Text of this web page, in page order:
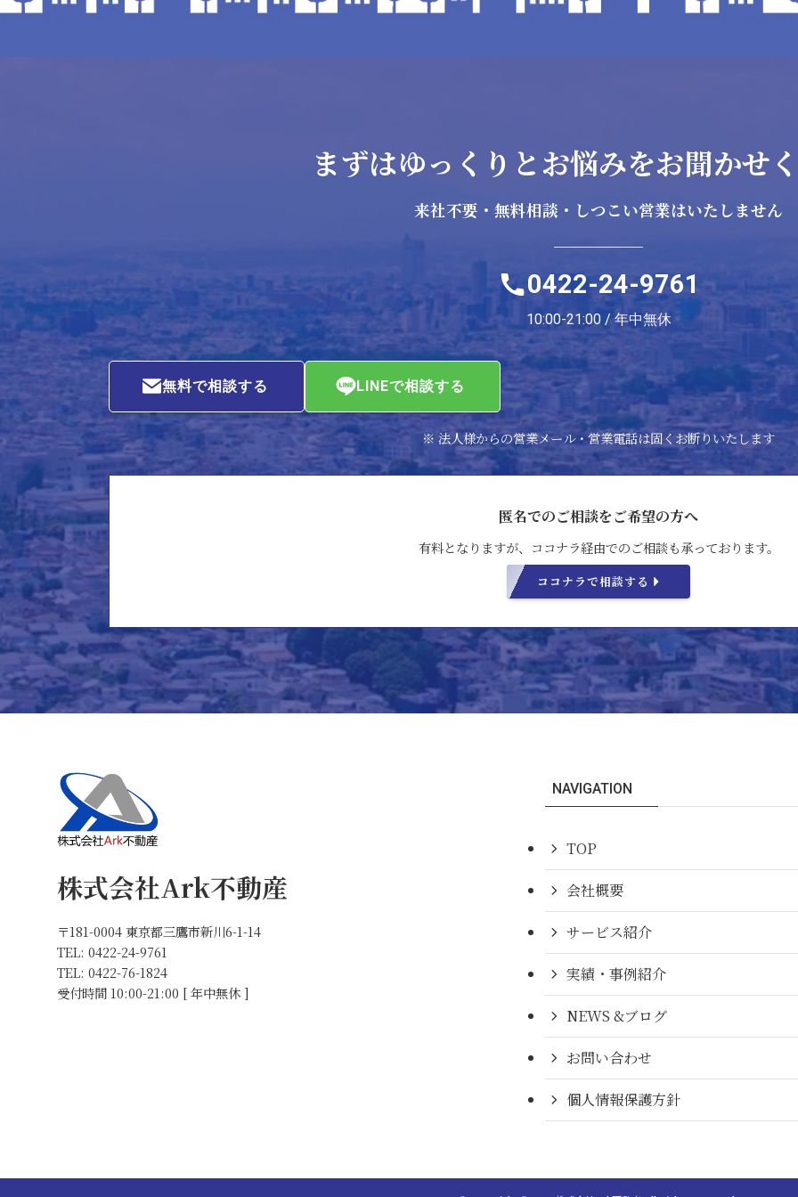
まずはゆっくりとお悩みをお聞かせ
来社不要・無料相談・ しつこい営業はいたしません
0422-24-9761
10:00-21:00 / 年中無休
無料で相談する LINEで相談する
※ 法人様からの営業メール・営業電話は固くお断りいたします
匿名でのご相談をご希望の方へ
有料となりますが、 ココナラ経由でのご相談も承っております。
ココナラで相談する
株式会社Ark不動産
〒181-0004 東京都三鷹市新川6-1-14
TEL: 0422-24-9761
TEL: 0422-76-1824
受付時間 10:00-21:00 [ 年中無休 ]
NAVIGATION
TOP
会社概要
サービス紹介
実績・事例紹介
NEWS &ブログ
お問い合わせ
個人情報保護方針